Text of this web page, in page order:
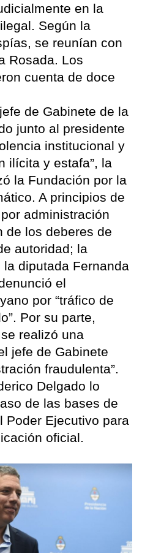
en la
Según la
se reunían con
Rosada. Los
cuenta de doce
de Gabinete de la
junto al presidente
institucional y
ilícita y estafa”, la
la Fundación por la
A principios de
administración
de los deberes de
autoridad; la
diputada Fernanda
el
por “tráfico de
Por su parte,
realizó una
jefe de Gabinete
fraudulenta”.
Delgado lo
de las bases de
Poder Ejecutivo para
oficial.